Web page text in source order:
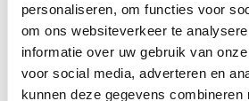
personaliseren, om functies voor
om ons websiteverkeer te
informatie over uw gebruik van
voor social media, adverteren en
kunnen deze gegevens combineren
BETA 200 Oftalmoscoop, LED
1 set (4 stuks) herbruikbare tips (B-
5 van beide AllSpec wegwerptips 2,5 en